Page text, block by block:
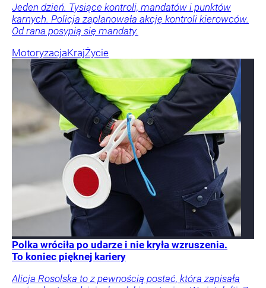
Jeden dzień. Tysiące kontroli, mandatów i punktów
karnych. Policja zaplanowała akcję kontroli kierowców.
Od rana posypią się mandaty.
MotoryzacjaKrajŻycie
Polka wróciła po udarze i nie kryła wzruszenia.
To koniec pięknej kariery
Alicja Rosolska to z pewnością postać, która zapisała